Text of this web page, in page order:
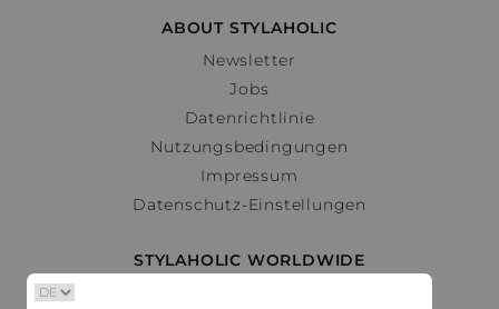
ABOUT STYLAHOLIC
Newsletter
Jobs
Datenrichtlinie
Nutzungsbedingungen
Impressum
Datenschutz-Einstellungen
STYLAHOLIC WORLDWIDE